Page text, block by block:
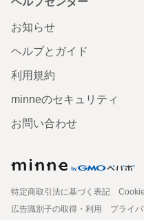
お知らせ
ヘルプとガイド
利用規約
minneのセキュリティ
お問い合わせ
特定商取引法に基づく表記
広告識別子の取得・利用
プライ